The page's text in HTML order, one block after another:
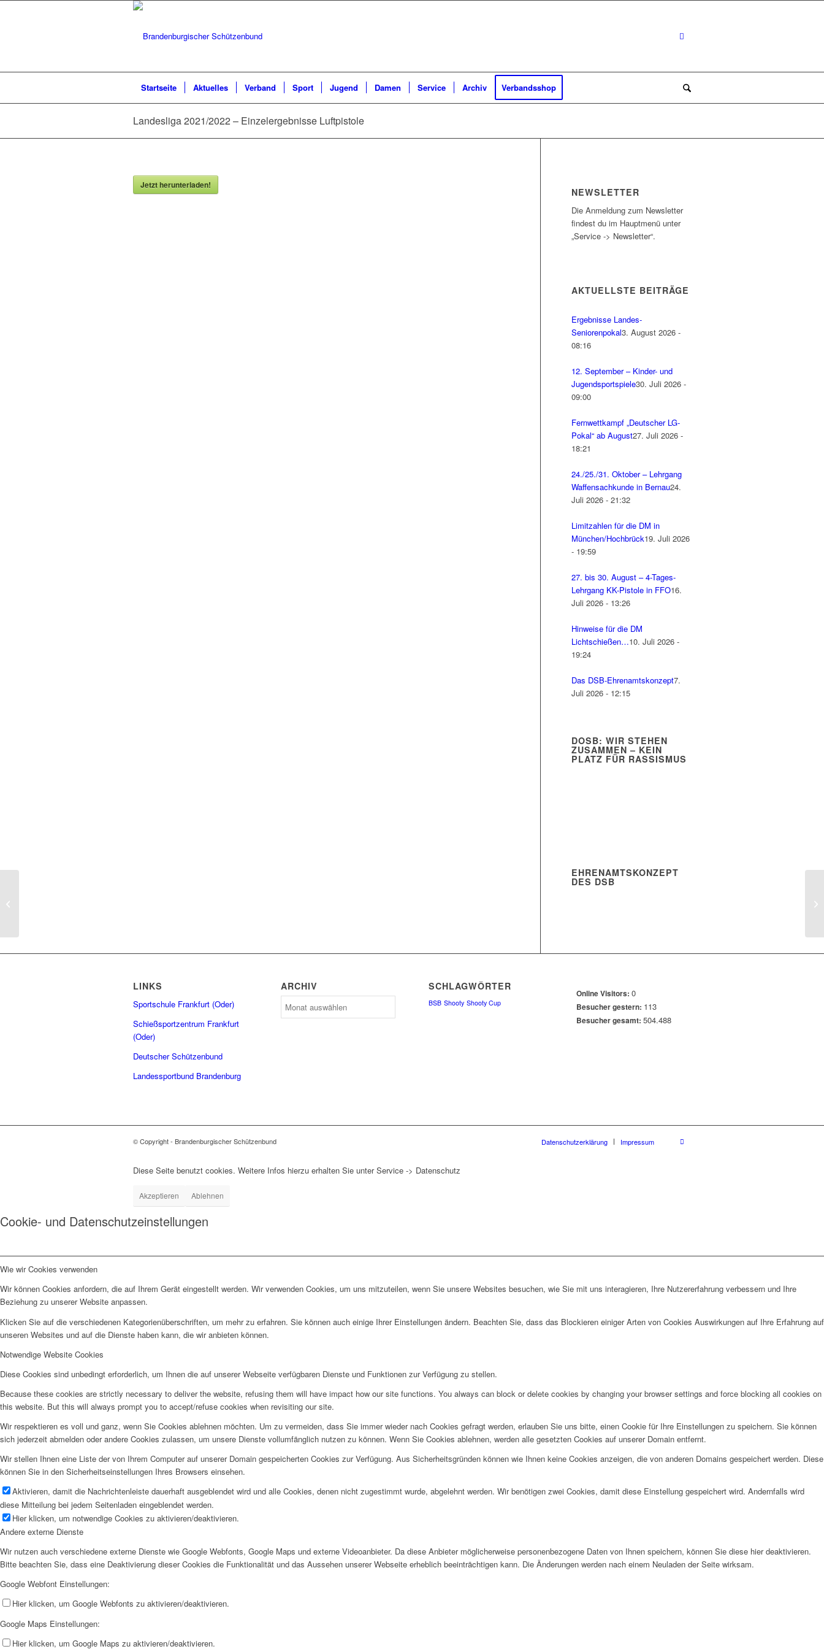
Startseite Aktuelles Verband Sport Jugend Damen Service Archiv Verbandsshop
Landesliga 2021/2022 – Einzelergebnisse Luftpistole
Jetzt herunterladen!
NEWSLETTER
Die Anmeldung zum Newsletter
findest du im Hauptmenü unter
„Service -> Newsletter“.
AKTUELLSTE BEITRÄGE
Ergebnisse Landes-
Seniorenpokal3. August 2026 -
08:16
12. September – Kinder- und
Jugendsportspiele30. Juli 2026 -
09:00
Fernwettkampf „Deutscher LG-
Pokal“ ab August27. Juli 2026 -
18:21
24./25./31. Oktober – Lehrgang
Waffensachkunde in Bernau24.
Juli 2026 - 21:32
Limitzahlen für die DM in
München/Hochbrück19. Juli 2026
- 19:59
27. bis 30. August – 4-Tages-
Lehrgang KK-Pistole in FFO16.
Juli 2026 - 13:26
Hinweise für die DM
Lichtschießen…10. Juli 2026 -
19:24
Das DSB-Ehrenamtskonzept7.
Juli 2026 - 12:15
DOSB: WIR STEHEN
ZUSAMMEN – KEIN
PLATZ FÜR RASSISMUS
EHRENAMTSKONZEPT
DES DSB
LINKS
Sportschule Frankfurt (Oder)
Schießsportzentrum Frankfurt
(Oder)
Deutscher Schützenbund
Landessportbund Brandenburg
ARCHIV SCHLAGWÖRTER
BSB Shooty Shooty Cup
Online Visitors:0
Besucher gestern: 113
Besucher gesamt:504.488
© Copyright - Brandenburgischer Schützenbund Datenschutzerklärung Impressum
Diese Seite benutzt cookies. Weitere Infos hierzu erhalten Sie unter Service -> Datenschutz
Akzeptieren Ablehnen
Cookie- und Datenschutzeinstellungen
Wie wir Cookies verwenden
Wir können Cookies anfordern, die auf Ihrem Gerät eingestellt werden. Wir verwenden Cookies, um uns mitzuteilen, wenn Sie unsere Websites besuchen, wie Sie mit uns interagieren, Ihre Nutzererfahrung verbessern und Ihre
Beziehung zu unserer Website anpassen.
Klicken Sie auf die verschiedenen Kategorienüberschriften, um mehr zu erfahren. Sie können auch einige Ihrer Einstellungen ändern. Beachten Sie, dass das Blockieren einiger Arten von Cookies Auswirkungen auf Ihre Erfahrung auf
unseren Websites und auf die Dienste haben kann, die wir anbieten können.
Notwendige Website Cookies
Diese Cookies sind unbedingt erforderlich, um Ihnen die auf unserer Webseite verfügbaren Dienste und Funktionen zur Verfügung zu stellen.
Because these cookies are strictly necessary to deliver the website, refusing them will have impact how our site functions. You always can block or delete cookies by changing your browser settings and force blocking all cookies on
this website. But this will always prompt you to accept/refuse cookies when revisiting our site.
Wir respektieren es voll und ganz, wenn Sie Cookies ablehnen möchten. Um zu vermeiden, dass Sie immer wieder nach Cookies gefragt werden, erlauben Sie uns bitte, einen Cookie für Ihre Einstellungen zu speichern. Sie können
sich jederzeit abmelden oder andere Cookies zulassen, um unsere Dienste vollumfänglich nutzen zu können. Wenn Sie Cookies ablehnen, werden alle gesetzten Cookies auf unserer Domain entfernt.
Wir stellen Ihnen eine Liste der von Ihrem Computer auf unserer Domain gespeicherten Cookies zur Verfügung. Aus Sicherheitsgründen können wie Ihnen keine Cookies anzeigen, die von anderen Domains gespeichert werden. Diese
können Sie in den Sicherheitseinstellungen Ihres Browsers einsehen.
Aktivieren, damit die Nachrichtenleiste dauerhaft ausgeblendet wird und alle Cookies, denen nicht zugestimmt wurde, abgelehnt werden. Wir benötigen zwei Cookies, damit diese Einstellung gespeichert wird. Andernfalls wird
diese Mitteilung bei jedem Seitenladen eingeblendet werden.
Hier klicken, um notwendige Cookies zu aktivieren/deaktivieren.
Andere externe Dienste
Wir nutzen auch verschiedene externe Dienste wie Google Webfonts, Google Maps und externe Videoanbieter. Da diese Anbieter möglicherweise personenbezogene Daten von Ihnen speichern, können Sie diese hier deaktivieren.
Bitte beachten Sie, dass eine Deaktivierung dieser Cookies die Funktionalität und das Aussehen unserer Webseite erheblich beeinträchtigen kann. Die Änderungen werden nach einem Neuladen der Seite wirksam.
Google Webfont Einstellungen:
Hier klicken, um Google Webfonts zu aktivieren/deaktivieren.
Google Maps Einstellungen:
Hier klicken, um Google Maps zu aktivieren/deaktivieren.